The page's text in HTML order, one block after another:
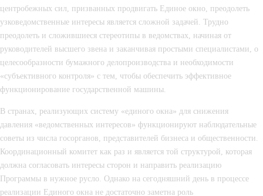
центробежных сил, призванных продвигать Единое окно, преодолеть
узковедомственные интересы является сложной задачей. Трудно
преодолеть и сложившиеся стереотипы в ведомствах, начиная от
руководителей высшего звена и заканчивая простыми специалистами, о
целесообразности бумажного делопроизводства и необходимости
«субъективного контроля» с тем, чтобы обеспечить эффективное
функционирование государственной машины.
В странах, реализующих систему «единого окна» для снижения
давления «ведомственных интересов» функционируют наблюдательные
советы из числа госорганов, представителей бизнеса и общественности.
Координационный комитет как раз и является той структурой, которая
должна согласовать интересы сторон и направить реализацию
Программы в нужное русло. Однако на сегодняшний день в процессе
реализации Единого окна не достаточно заметна роль